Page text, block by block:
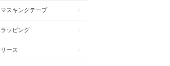
マスキングテープ
ラッピング
リース